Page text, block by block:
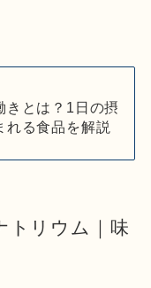
きとは？1日の摂
れる食品を解説
トリウム｜味